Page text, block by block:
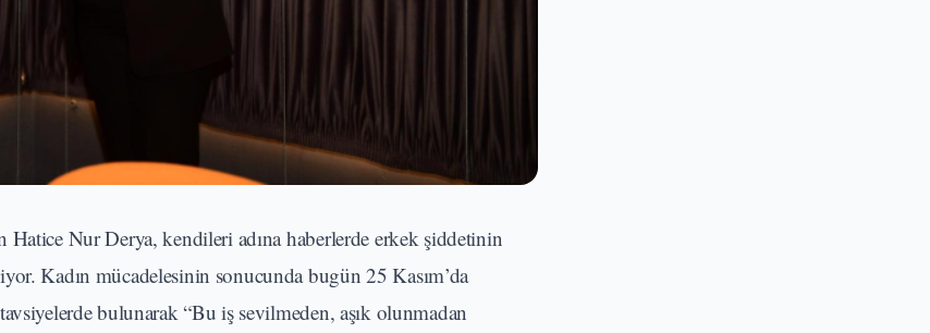
Hatice Nur Derya, kendileri adına haberlerde erkek şiddetinin
Kadın mücadelesinin sonucunda bugün 25 Kasım’da
bulunarak “Bu iş sevilmeden, aşık olunmadan